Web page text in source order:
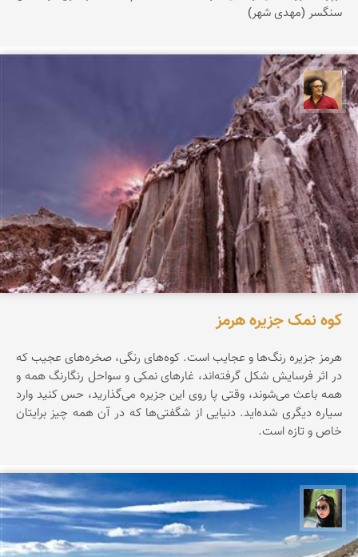
سنگسر (مهدی شهر)
مصطفی ربیعی بهشتی
کوه نمک جزیره هرمز
هرمز جزیره‌ رنگ‌ها‌ و عجایب است. کوه‌های رنگی، صخره‌های عجیب که
در اثر فرسایش شکل گرفته‌اند، غارهای نمکی و سواحل رنگارنگ همه و
همه باعث می‌شوند، وقتی پا روی این جزیره می‌گذارید، حس کنید وارد
سیاره‌ دیگری شده‌اید. دنیایی از شگفتی‌ها که در آن همه چیز برایتان
خاص و تازه است.
سپیده اصلان